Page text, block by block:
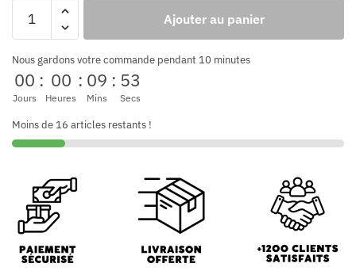
Ajouter au panier
Nous gardons votre commande pendant 10 minutes
00
Jours
: 00
Heures
: 09
Mins
: 53
Secs
Moins de 16 articles restants !